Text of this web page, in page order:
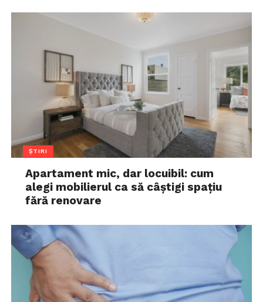
ȘTIRI
Apartament mic, dar locuibil: cum
alegi mobilierul ca să câștigi spațiu
fără renovare